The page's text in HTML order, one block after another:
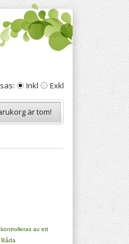
Inkl Exkl
är tom!
av ett